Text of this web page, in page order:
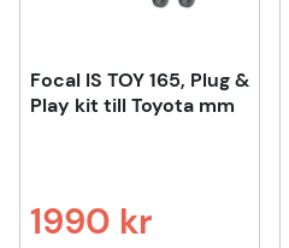
Focal IS TOY 165, Plug &
Play kit till Toyota mm
1990 kr
Ordinarie pris: